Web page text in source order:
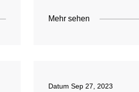
Mehr sehen
Datum Sep 27, 2023